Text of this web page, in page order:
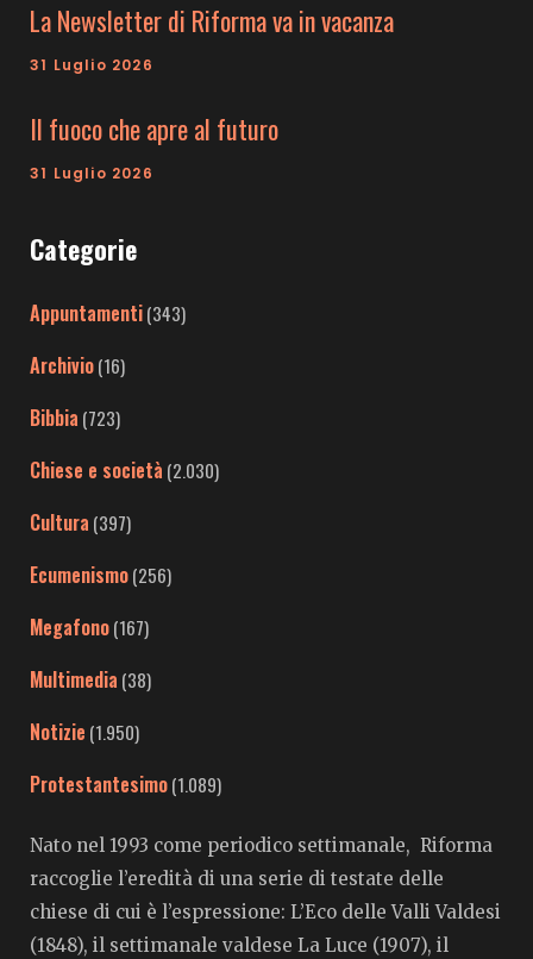
La Newsletter di Riforma va in vacanza
31 Luglio 2026
Il fuoco che apre al futuro
31 Luglio 2026
Categorie
Appuntamenti(343)
Archivio(16)
Bibbia (723)
Chiese e società (2.030)
Cultura (397)
Ecumenismo(256)
Megafono(167)
Multimedia (38)
Notizie (1.950)
Protestantesimo(1.089)
Nato nel 1993 come periodico settimanale, Riforma
raccoglie l’eredità di una serie di testate delle
chiese di cui è l’espressione: L’Eco delle Valli Valdesi
(1848), il settimanale valdese La Luce (1907), il